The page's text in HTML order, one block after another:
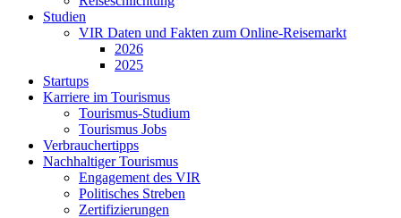
Studien
VIR Daten und Fakten zum Online-Reisemarkt
2026
2025
Startups
Karriere im Tourismus
Tourismus-Studium
Tourismus Jobs
Verbrauchertipps
Nachhaltiger Tourismus
Engagement des VIR
Politisches Streben
Zertifizierungen